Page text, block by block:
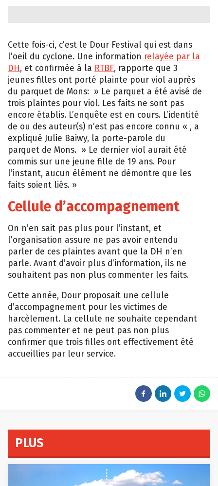
Cette fois-ci, c’est le Dour Festival qui est dans
l’oeil du cyclone. Une information relayée par la
DH, et confirmée à la RTBF, rapporte que 3
jeunes filles ont porté plainte pour viol auprès
du parquet de Mons: » Le parquet a été avisé de
trois plaintes pour viol. Les faits ne sont pas
encore établis. L’enquête est en cours. L’identité
de ou des auteur(s) n’est pas encore connu « , a
expliqué Julie Baiwy, la porte-parole du
parquet de Mons. » Le dernier viol aurait été
commis sur une jeune fille de 19 ans. Pour
l’instant, aucun élément ne démontre que les
faits soient liés. »
Cellule d’accompagnement
On n’en sait pas plus pour l’instant, et
l’organisation assure ne pas avoir entendu
parler de ces plaintes avant que la DH n’en
parle. Avant d’avoir plus d’information, ils ne
souhaitent pas non plus commenter les faits.
Cette année, Dour proposait une cellule
d’accompagnement pour les victimes de
harcèlement. La cellule ne souhaite cependant
pas commenter et ne peut pas non plus
confirmer que trois filles ont effectivement été
accueillies par leur service.
PLUS